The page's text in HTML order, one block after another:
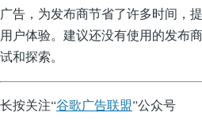
广告，为发布商节省了许多时间，
用户体验。建议还没有使用的发布
试和探索。
长按关注“谷歌广告联盟”公众号